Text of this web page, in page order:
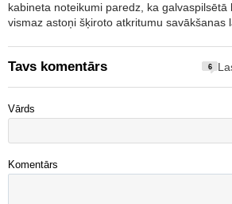
kabineta noteikumi paredz, ka galvaspilsētā būtu nepieciešami
vismaz astoņi šķiroto atkritumu savākšanas
Tavs komentārs 6
Vārds
Komentārs